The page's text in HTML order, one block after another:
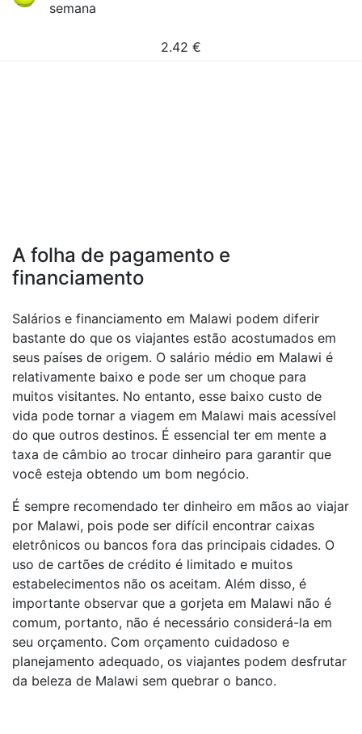
semana
2.42 €
A folha de pagamento e
financiamento
Salários e financiamento em Malawi podem diferir
bastante do que os viajantes estão acostumados em
seus países de origem. O salário médio em Malawi é
relativamente baixo e pode ser um choque para
muitos visitantes. No entanto, esse baixo custo de
vida pode tornar a viagem em Malawi mais acessível
do que outros destinos. É essencial ter em mente a
taxa de câmbio ao trocar dinheiro para garantir que
você esteja obtendo um bom negócio.
É sempre recomendado ter dinheiro em mãos ao viajar
por Malawi, pois pode ser difícil encontrar caixas
eletrônicos ou bancos fora das principais cidades. O
uso de cartões de crédito é limitado e muitos
estabelecimentos não os aceitam. Além disso, é
importante observar que a gorjeta em Malawi não é
comum, portanto, não é necessário considerá-la em
seu orçamento. Com orçamento cuidadoso e
planejamento adequado, os viajantes podem desfrutar
da beleza de Malawi sem quebrar o banco.